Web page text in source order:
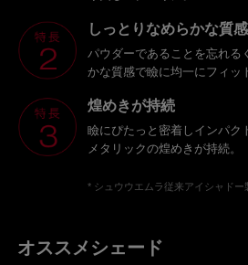
しっとりなめらかな質感
パウダーであることを忘れる
かな質感で瞼に均一にフィッ
煌めきが持続
瞼にぴたっと密着しインパク
メタリックの煌めきが持続。
* シュウウエムラ従来アイシャドー
オススメシェード